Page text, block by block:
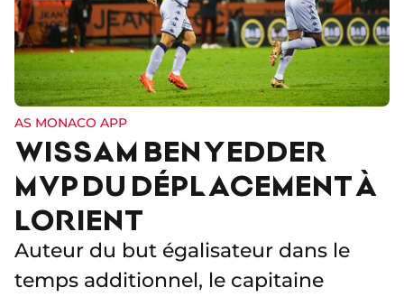
AS MONACO APP
WISSAM BEN YEDDER
MVP DU DÉPLACEMENT À
LORIENT
Auteur du but égalisateur dans le
temps additionnel, le capitaine